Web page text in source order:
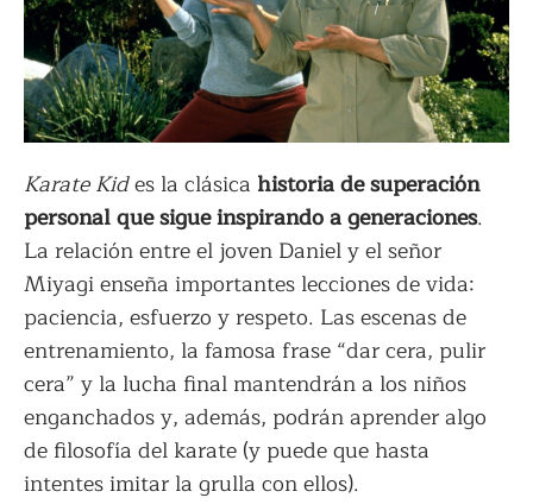
Karate Kides la clásica historia de superación
personal que sigue inspirando a generaciones.
La relación entre el joven Daniel y el señor
Miyagi enseña importantes lecciones de vida:
paciencia, esfuerzo y respeto. Las escenas de
entrenamiento, la famosa frase “dar cera, pulir
cera” y la lucha final mantendrán a los niños
enganchados y, además, podrán aprender algo
de filosofía del karate (y puede que hasta
intentes imitar la grulla con ellos).